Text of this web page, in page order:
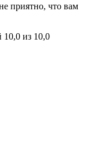
приятно, что вам
10,0 из 10,0